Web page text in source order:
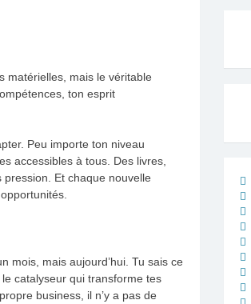
matérielles, mais le véritable
ton esprit
Peu importe ton niveau
accessibles à tous. Des livres,
Et chaque nouvelle
mois, mais aujourd’hui. Tu sais ce
catalyseur qui transforme tes
business, il n’y a pas de